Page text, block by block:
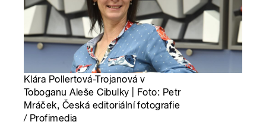
Klára Pollertová-Trojanová v
Toboganu Aleše Cibulky | Foto: Petr
Mráček, Česká editoriální fotografie
/ Profimedia